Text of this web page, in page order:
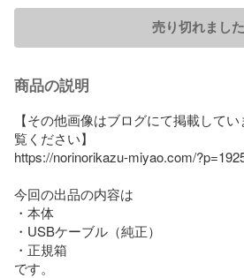
売り切れました
商品の説明
【その他画像はブログにて掲載して
覧ください】
https://norinorikazu-miyao.com/
今回の出品の内容は
・本体
・USBケーブル（純正）
・正規箱
です。